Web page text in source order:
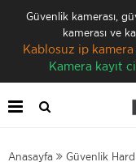
Güvenlik kamerası,
kamerası ve
Kablosuz ip kamera
Kamera kayıt
Anasayfa
Güvenlik